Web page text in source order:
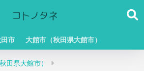
市 大館市（秋田県大館市）
田県大館市）